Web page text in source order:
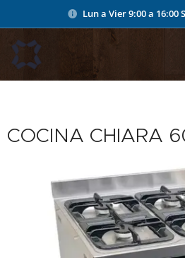
Lun a Vier 9:00 a 16:00
COCINA CHIARA